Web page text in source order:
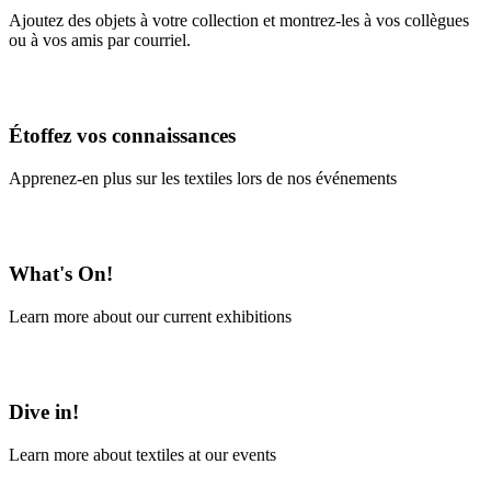
Ajoutez des objets à votre collection et montrez-les à vos collègues
ou à vos amis par courriel.
Étoffez vos connaissances
Apprenez-en plus sur les textiles lors de nos événements
What's On!
Learn more about our current exhibitions
Dive in!
Learn more about textiles at our events